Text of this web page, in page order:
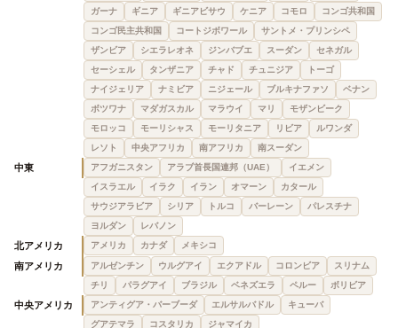
ガーナ
ギニア ギニアビサウ ケニア コモロ
コンゴ共和国
コンゴ民主共和国
コートジボワール
サントメ・プリンシペ
ザンビア
シエラレオネ ジンバブエ スーダン
セネガル
セーシェル
タンザニア チャド チュニジア
トーゴ
ナイジェリア
ナミビア ニジェール ブルキナファソ
ベナン
ボツワナ
マダガスカル マラウイ マリ
モザンビーク
モロッコ
モーリシャス モーリタニア リビア
ルワンダ
レソト
中央アフリカ 南アフリカ 南スーダン
中東 アフガニスタン アラブ首長国連邦（UAE）
イエメン
イスラエル
イラク イラン オマーン
カタール
サウジアラビア
シリア トルコ バーレーン
パレスチナ
ヨルダン
レバノン
北アメリカ アメリカ カナダ メキシコ
南アメリカ アルゼンチン ウルグアイ エクアドル コロンビア
スリナム
チリ
パラグアイ ブラジル ベネズエラ ペルー ボリビア
中央アメリカ アンティグア・バーブーダ エルサルバドル
キューバ
グアテマラ
コスタリカ ジャマイカ